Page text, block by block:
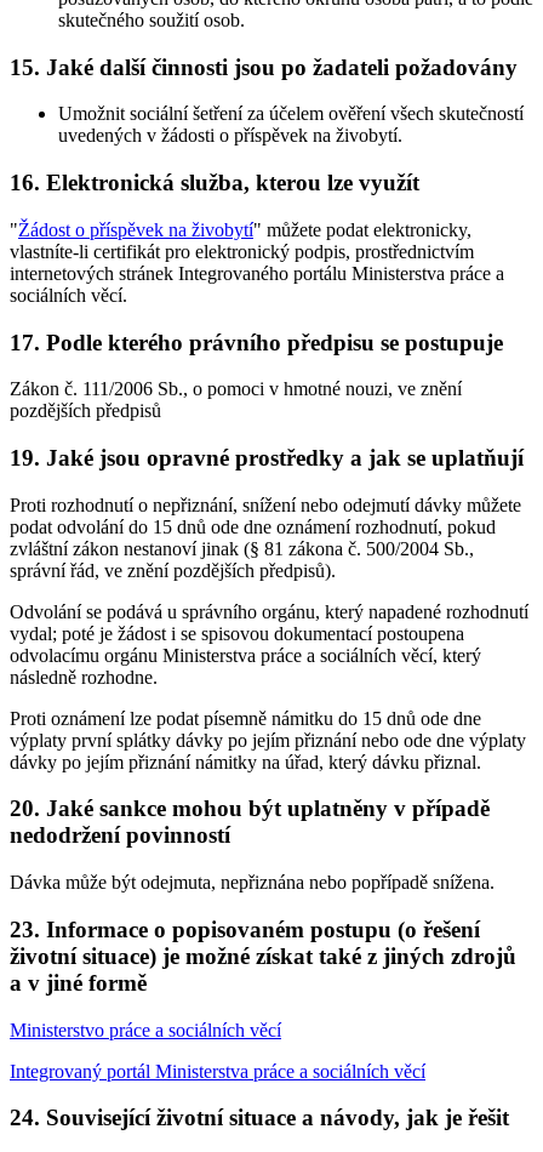
skutečného soužití osob.
15. Jaké další činnosti jsou po žadateli požadovány
Umožnit sociální šetření za účelem ověření všech skutečností
uvedených v žádosti o příspěvek na živobytí.
16. Elektronická služba, kterou lze využít
"Žádost o příspěvek na živobytí" můžete podat elektronicky,
vlastníte-li certifikát pro elektronický podpis, prostřednictvím
internetových stránek Integrovaného portálu Ministerstva práce a
sociálních věcí.
17. Podle kterého právního předpisu se postupuje
Zákon č. 111/2006 Sb., o pomoci v hmotné nouzi, ve znění
pozdějších předpisů
19. Jaké jsou opravné prostředky a jak se uplatňují
Proti rozhodnutí o nepřiznání, snížení nebo odejmutí dávky můžete
podat odvolání do 15 dnů ode dne oznámení rozhodnutí, pokud
zvláštní zákon nestanoví jinak (§ 81 zákona č. 500/2004 Sb.,
správní řád, ve znění pozdějších předpisů).
Odvolání se podává u správního orgánu, který napadené rozhodnutí
vydal; poté je žádost i se spisovou dokumentací postoupena
odvolacímu orgánu Ministerstva práce a sociálních věcí, který
následně rozhodne.
Proti oznámení lze podat písemně námitku do 15 dnů ode dne
výplaty první splátky dávky po jejím přiznání nebo ode dne výplaty
dávky po jejím přiznání námitky na úřad, který dávku přiznal.
20. Jaké sankce mohou být uplatněny v případě
nedodržení povinností
Dávka může být odejmuta, nepřiznána nebo popřípadě snížena.
23. Informace o popisovaném postupu (o řešení
životní situace) je možné získat také z jiných zdrojů
a v jiné formě
Ministerstvo práce a sociálních věcí
Integrovaný portál Ministerstva práce a sociálních věcí
24. Související životní situace a návody, jak je řešit